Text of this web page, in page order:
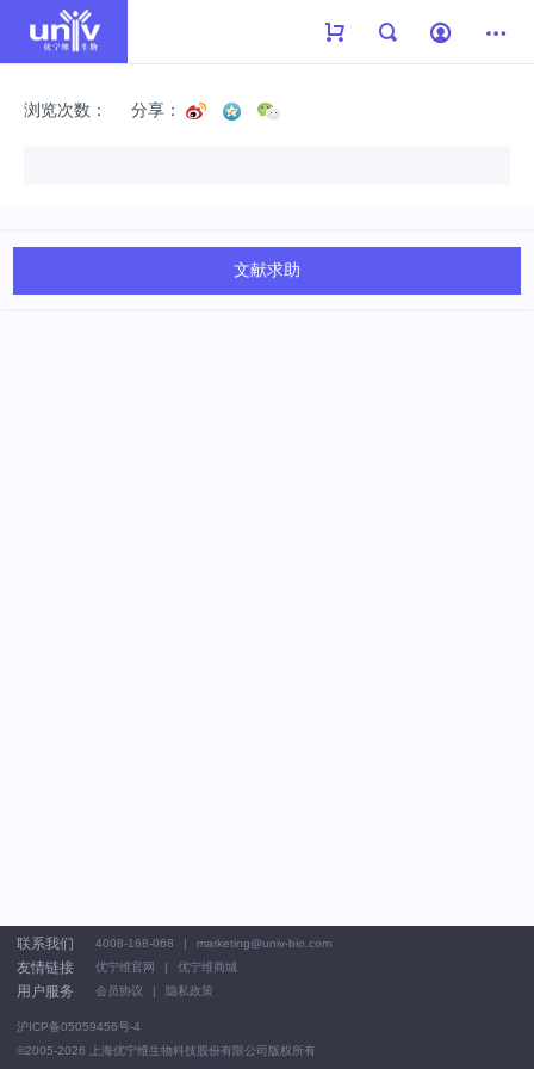
浏览次数： 分享：
文献求助
联系我们 4008-168-068 marketing@univ-bio.com
友情链接 优宁维官网 优宁维商城
用户服务 会员协议 隐私政策
沪ICP备05059456号-4
©2005-2026 上海优宁维生物科技股份有限公司版权所有